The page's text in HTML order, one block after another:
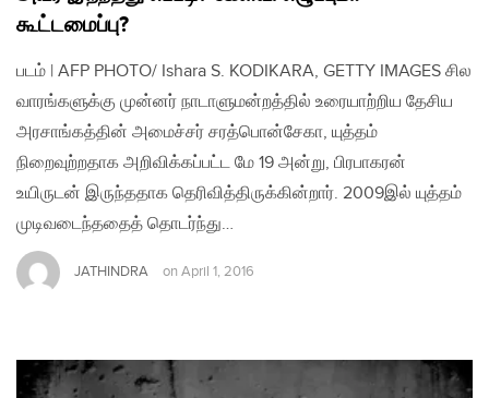
கூட்டமைப்பு?
படம் | AFP PHOTO/ Ishara S. KODIKARA, GETTY IMAGES சில
வாரங்களுக்கு முன்னர் நாடாளுமன்றத்தில் உரையாற்றிய தேசிய
அரசாங்கத்தின் அமைச்சர் சரத்பொன்சேகா, யுத்தம்
நிறைவுற்றதாக அறிவிக்கப்பட்ட மே 19 அன்று, பிரபாகரன்
உயிருடன் இருந்ததாக தெரிவித்திருக்கின்றார். 2009இல் யுத்தம்
முடிவடைந்ததைத் தொடர்ந்து…
JATHINDRA on April 1, 2016